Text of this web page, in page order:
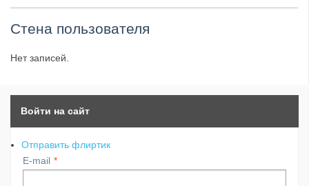
Стена пользователя
Нет записей.
Войти на сайт
Отправить флиртик
E-mail